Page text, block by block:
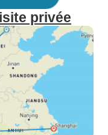
privée